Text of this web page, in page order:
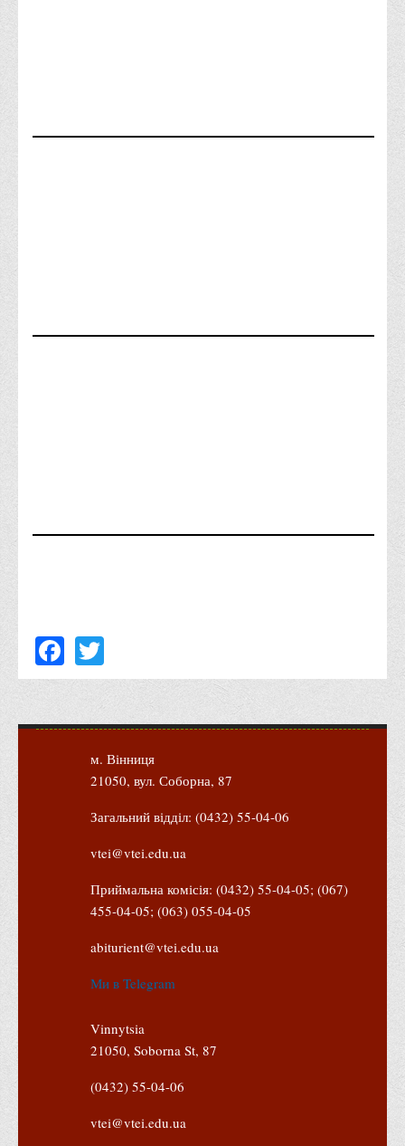
Психологічного сприяння
вакантні місця державного замовлення
Положення про старосту академічної групи
Положення про оцінювання результатів навчання
стипендій"
Положення про порядок розрахунків за договорами про
навчання(підготовку) громадян України
Перелік платних освітніх та інших послуг
IP дайджест для студентів: про захист прав інтелектуальної
Система управління навчанням
Розклад занять і сесій
Facebook
м. Вінниця
21050, вул. Соборна, 87
Загальний відділ: (0432) 55-04-06
vtei@vtei.edu.ua
Приймальна комісія: (0432) 55-04-05; (067)
455-04-05; (063) 055-04-05
abiturient@vtei.edu.ua
Ми в Telegram
Vinnytsia
21050, Soborna St, 87
(0432) 55-04-06
vtei@vtei.edu.ua